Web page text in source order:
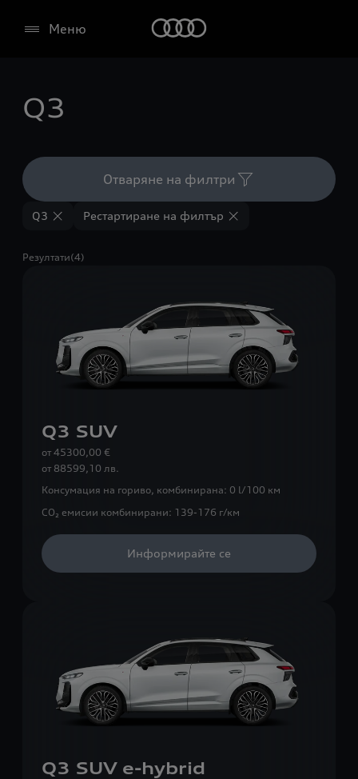
Меню
Q3
Отваряне на филтри
Q3 Рестартиране на филтър
Резултати(4)
Q3 SUV
от 45300,00 €
от 88599,10 лв.
Консумация на гориво, комбинирана: 0 l/100 км
CO₂ емисии комбинирани: 139-176 г/км
Информирайте се
Q3 SUV e-hybrid